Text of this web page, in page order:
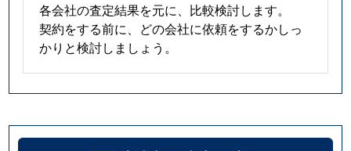
各会社の査定結果を元に、比較検討します。
契約をする前に、どの会社に依頼をするかしっ
かりと検討しましょう。